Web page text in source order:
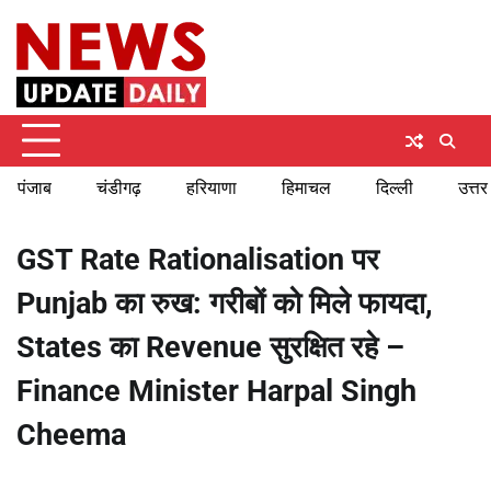
content
पंजाब चंडीगढ़ हरियाणा हिमाचल दिल्ली
GST Rate Rationalisation पर
Punjab का रुख: गरीबों को मिले फायदा,
States का Revenue सुरक्षित रहे –
Finance Minister Harpal Singh
Cheema